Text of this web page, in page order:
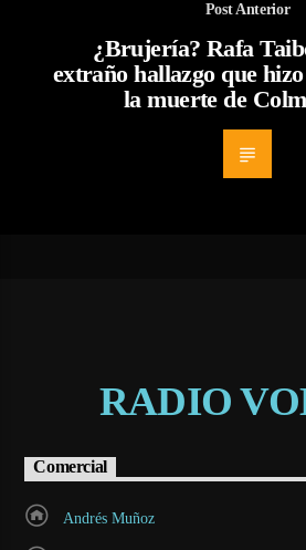
Post Anterior
¿Brujería? Rafa
extraño hallazgo que
la muerte de
RADIO
Comercial
Andrés Muñoz